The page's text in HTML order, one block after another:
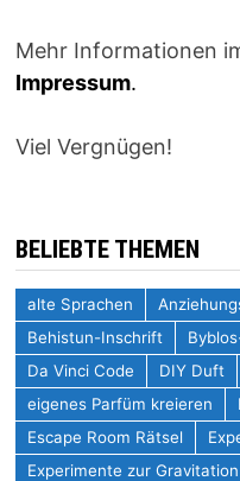
Mehr Informationen
Impressum.
Viel Vergnügen!
BELIEBTE THEMEN
alte Sprachen
Behistun-Inschrift
Da Vinci Code
DIY Duft
eigenes Parfüm kreieren
Escape Room Rätsel
Experimente zur Gravitation